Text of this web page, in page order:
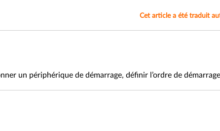
Cet article a été traduit
un périphérique de démarrage, définir l’ordre de